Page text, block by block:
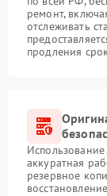
ремонт,
отслеживать
продления
аккуратная
резервное